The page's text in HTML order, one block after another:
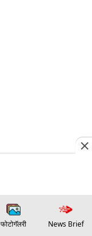
फोटोगॅलरी News Brief